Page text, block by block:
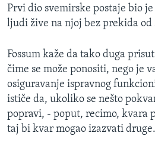
Prvi dio svemirske postaje bio je
ljudi žive na njoj bez prekida od
Fossum kaže da tako duga
čime se može ponositi, nego je
osiguravanje ispravnog
ističe da, ukoliko se nešto
popravi, - poput, recimo, kvara
taj bi kvar mogao izazvati druge.